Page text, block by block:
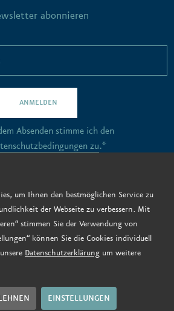
um Ihnen den bestmöglichen Service zu
der Webseite zu verbessern. Mit
stimmen Sie der Verwendung von
können Sie die Cookies individuell
Datenschutzerklärung um weitere
EINSTELLUNGEN
abonnieren
ANMELDEN
Absenden stimme ich den
zu.*
Kontakt
Stellenangebote
Anfahrt
Jetzt spenden
Datenschutz